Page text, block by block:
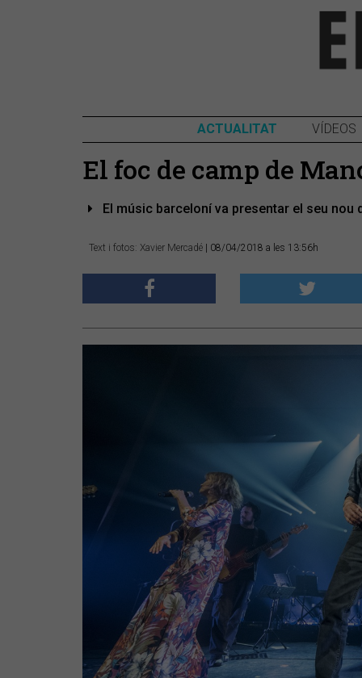
ACTUALITAT VÍDEOS
El foc de camp de
El músic barceloní va presentar el seu nou
Text i fotos: Xavier Mercadé | 08/04/2018 a les 13:56h